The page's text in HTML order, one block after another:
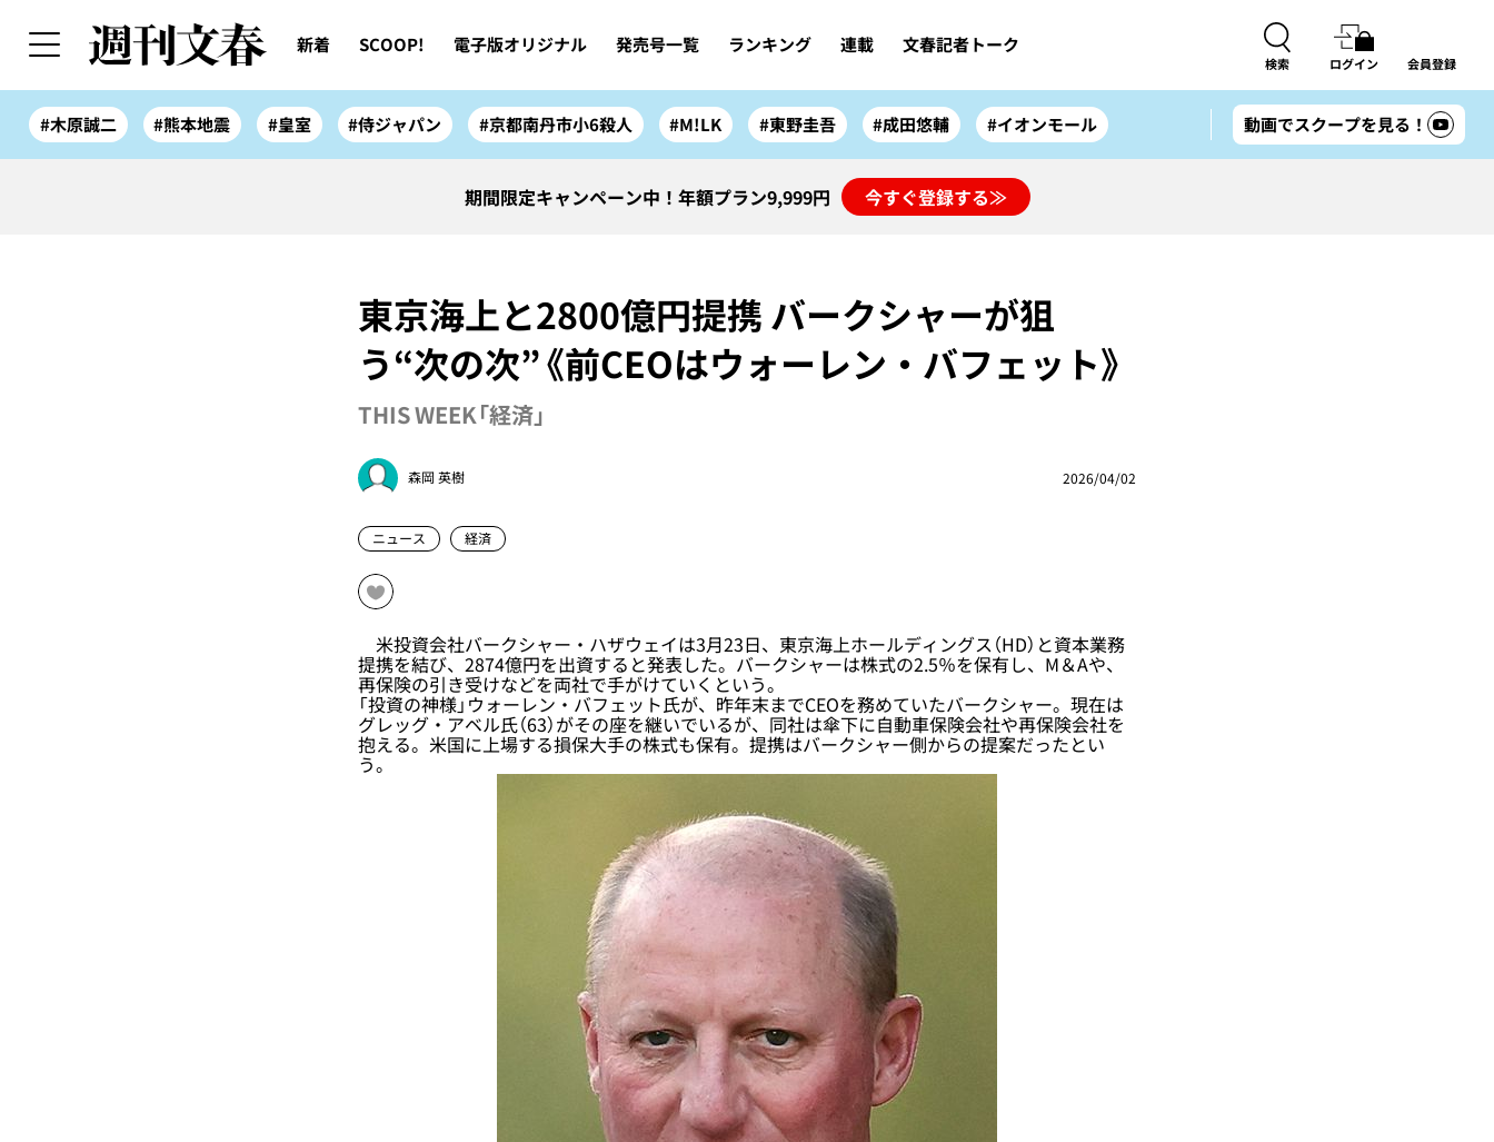
新着 SCOOP! 電子版オリジナル 発売号一覧 ランキング 連載 文春記者トーク
検索 ログイン 会員登録
#木原誠二 #熊本地震 #皇室 #侍ジャパン #京都南丹市小6殺人 #M!LK #東野圭吾 #成田悠輔 #イオンモール 動画でスクープを見る！
期間限定キャンペーン中！年額プラン9,999円 今すぐ登録する≫
東京海上と2800億円提携 バークシャーが狙
う“次の次”《前CEOはウォーレン・バフェット》
THIS WEEK「経済」
森岡 英樹 2026/04/02
ニュース 経済
米投資会社バークシャー・ハザウェイは3月23日、東京海上ホールディングス（HD）と資本業務
提携を結び、2874億円を出資すると発表した。バークシャーは株式の2.5％を保有し、M＆Aや、
再保険の引き受けなどを両社で手がけていくという。
「投資の神様」ウォーレン・バフェット氏が、昨年末までCEOを務めていたバークシャー。現在は
グレッグ・アベル氏（63）がその座を継いでいるが、同社は傘下に自動車保険会社や再保険会社を
抱える。米国に上場する損保大手の株式も保有。提携はバークシャー側からの提案だったとい
う。